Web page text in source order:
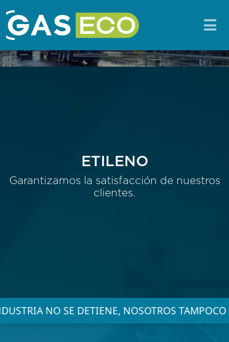
ETILENO
Garantizamos la satisfacción de nuestros
clientes.
NO SE DETIENE, NOSOTROS TAMPOCO